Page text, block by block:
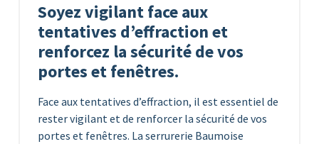
Soyez vigilant face aux
tentatives d’effraction et
renforcez la sécurité de vos
portes et fenêtres.
Face aux tentatives d’effraction, il est essentiel de
rester vigilant et de renforcer la sécurité de vos
portes et fenêtres. La serrurerie Baumoise